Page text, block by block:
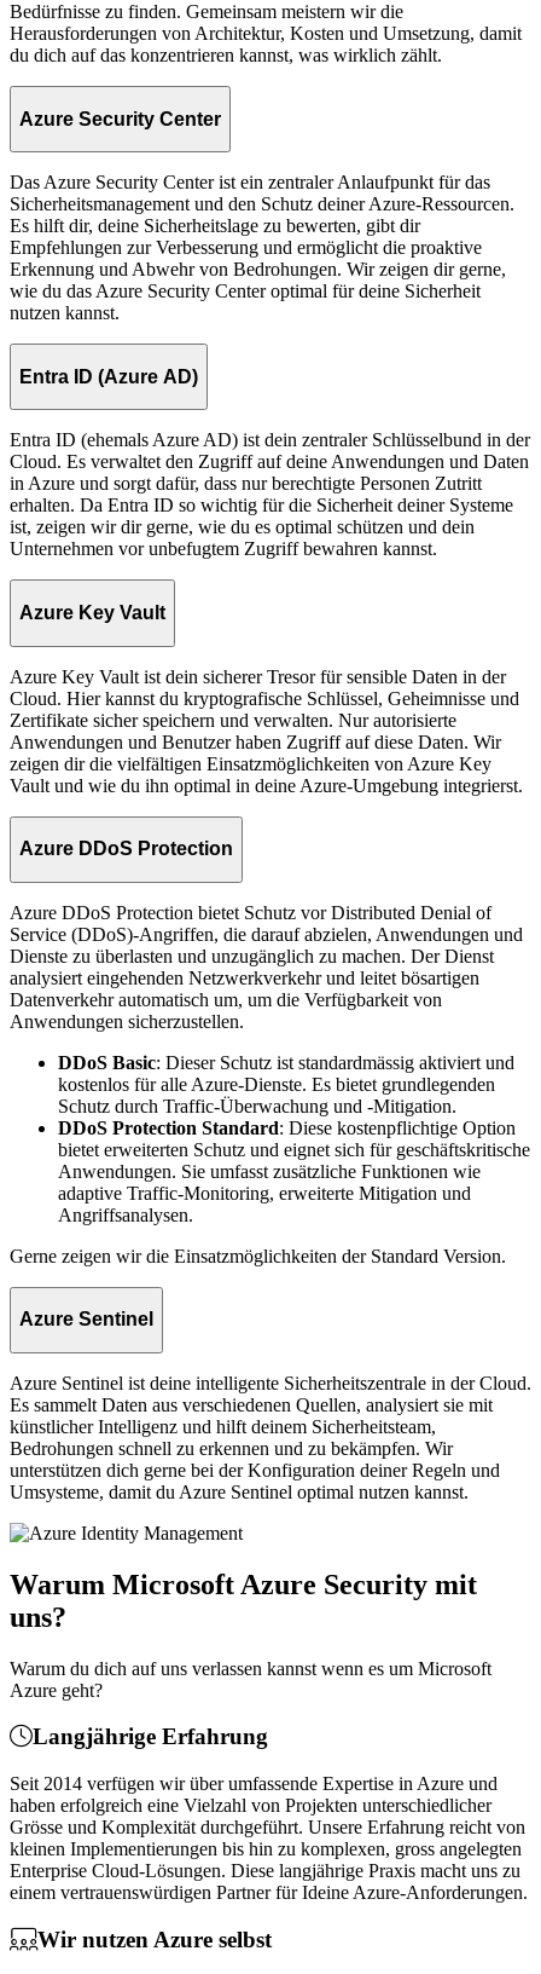
Bedürfnisse zu finden. Gemeinsam meistern wir die
Herausforderungen von Architektur, Kosten und Umsetzung, damit
du dich auf das konzentrieren kannst, was wirklich zählt.
Azure Security Center
Das Azure Security Center ist ein zentraler Anlaufpunkt für das
Sicherheitsmanagement und den Schutz deiner Azure-Ressourcen.
Es hilft dir, deine Sicherheitslage zu bewerten, gibt dir
Empfehlungen zur Verbesserung und ermöglicht die proaktive
Erkennung und Abwehr von Bedrohungen. Wir zeigen dir gerne,
wie du das Azure Security Center optimal für deine Sicherheit
nutzen kannst.
Entra ID (Azure AD)
Entra ID (ehemals Azure AD) ist dein zentraler Schlüsselbund in der
Cloud. Es verwaltet den Zugriff auf deine Anwendungen und Daten
in Azure und sorgt dafür, dass nur berechtigte Personen Zutritt
erhalten. Da Entra ID so wichtig für die Sicherheit deiner Systeme
ist, zeigen wir dir gerne, wie du es optimal schützen und dein
Unternehmen vor unbefugtem Zugriff bewahren kannst.
Azure Key Vault
Azure Key Vault ist dein sicherer Tresor für sensible Daten in der
Cloud. Hier kannst du kryptografische Schlüssel, Geheimnisse und
Zertifikate sicher speichern und verwalten. Nur autorisierte
Anwendungen und Benutzer haben Zugriff auf diese Daten. Wir
zeigen dir die vielfältigen Einsatzmöglichkeiten von Azure Key
Vault und wie du ihn optimal in deine Azure-Umgebung integrierst.
Azure DDoS Protection
Azure DDoS Protection bietet Schutz vor Distributed Denial of
Service (DDoS)-Angriffen, die darauf abzielen, Anwendungen und
Dienste zu überlasten und unzugänglich zu machen. Der Dienst
analysiert eingehenden Netzwerkverkehr und leitet bösartigen
Datenverkehr automatisch um, um die Verfügbarkeit von
Anwendungen sicherzustellen.
DDoS Basic: Dieser Schutz ist standardmässig aktiviert und
kostenlos für alle Azure-Dienste. Es bietet grundlegenden
Schutz durch Traffic-Überwachung und -Mitigation.
DDoS Protection Standard: Diese kostenpflichtige Option
bietet erweiterten Schutz und eignet sich für geschäftskritische
Anwendungen. Sie umfasst zusätzliche Funktionen wie
adaptive Traffic-Monitoring, erweiterte Mitigation und
Angriffsanalysen.
Gerne zeigen wir die Einsatzmöglichkeiten der Standard Version.
Azure Sentinel
Azure Sentinel ist deine intelligente Sicherheitszentrale in der Cloud.
Es sammelt Daten aus verschiedenen Quellen, analysiert sie mit
künstlicher Intelligenz und hilft deinem Sicherheitsteam,
Bedrohungen schnell zu erkennen und zu bekämpfen. Wir
unterstützen dich gerne bei der Konfiguration deiner Regeln und
Umsysteme, damit du Azure Sentinel optimal nutzen kannst.
Warum Microsoft Azure Security mit
uns?
Warum du dich auf uns verlassen kannst wenn es um Microsoft
Azure geht?
Langjährige Erfahrung
Seit 2014 verfügen wir über umfassende Expertise in Azure und
haben erfolgreich eine Vielzahl von Projekten unterschiedlicher
Grösse und Komplexität durchgeführt. Unsere Erfahrung reicht von
kleinen Implementierungen bis hin zu komplexen, gross angelegten
Enterprise Cloud-Lösungen. Diese langjährige Praxis macht uns zu
einem vertrauenswürdigen Partner für Ideine Azure-Anforderungen.
Wir nutzen Azure selbst